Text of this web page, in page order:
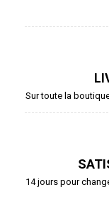
Sur toute la
14 jours pour